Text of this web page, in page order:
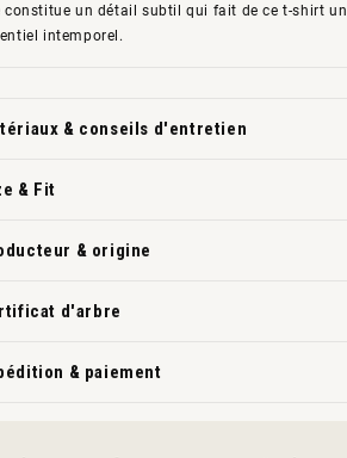
constitue un détail subtil qui fait de ce t-shirt un
intemporel.
& conseils d'entretien
& Fit
& origine
d'arbre
& paiement